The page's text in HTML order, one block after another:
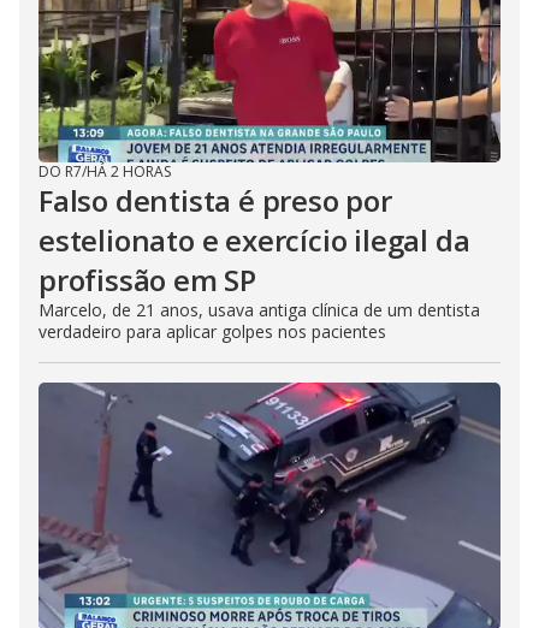
DO R7/HÁ 2 HORAS
Falso dentista é preso por
estelionato e exercício ilegal da
profissão em SP
Marcelo, de 21 anos, usava antiga clínica de um dentista
verdadeiro para aplicar golpes nos pacientes